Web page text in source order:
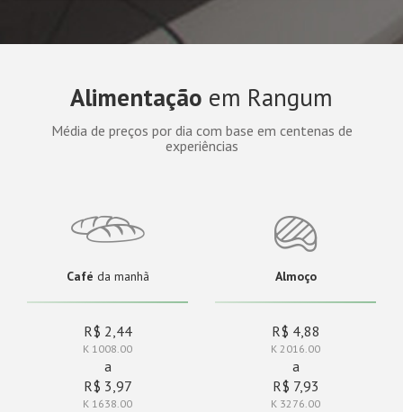
Alimentação em Rangum
Média de preços por dia com base em centenas de
experiências
Café da manhã
R$ 2,44
K 1008.00
a
R$ 3,97
K 1638.00
Almoço
R$ 4,88
K 2016.00
a
R$ 7,93
K 3276.00